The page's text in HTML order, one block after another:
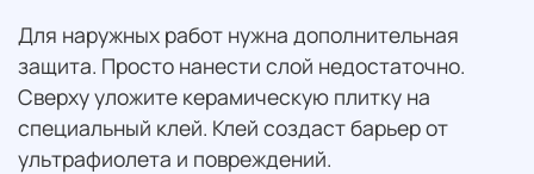
Для наружных работ нужна дополнительная
защита. Просто нанести слой недостаточно.
Сверху уложите керамическую плитку на
специальный клей. Клей создаст барьер от
ультрафиолета и повреждений.